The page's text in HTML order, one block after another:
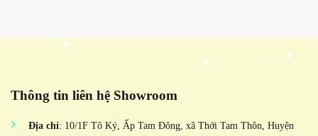
Thông tin liên hệ Showroom
Địa chỉ: 10/1F Tô Ký, Ấp Tam Đông, xã Thới Tam Thôn, Huyện